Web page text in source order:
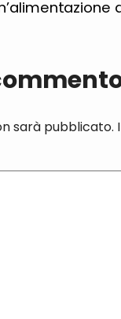
sarà pubblicato.